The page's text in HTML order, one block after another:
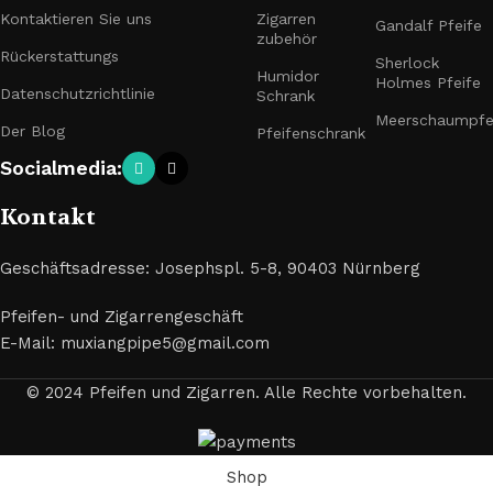
Kontaktieren Sie uns
Rückerstattungs
Datenschutzrichtlinie
Der Blog
Zigarren
zubehör
Humidor
Schrank
Pfeifenschrank
Gandalf Pfeife
Sherlock
Holmes Pfeife
Socialmedia:
Kontakt
Geschäftsadresse: Josephspl. 5-8, 90403 Nürnberg
Pfeifen- und Zigarrengeschäft
E-Mail: muxiangpipe5@gmail.com
© 2024 Pfeifen und Zigarren. Alle Rechte vorbehalten.
Shop